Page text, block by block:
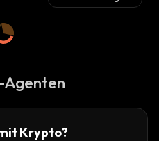
Agenten
Krypto?